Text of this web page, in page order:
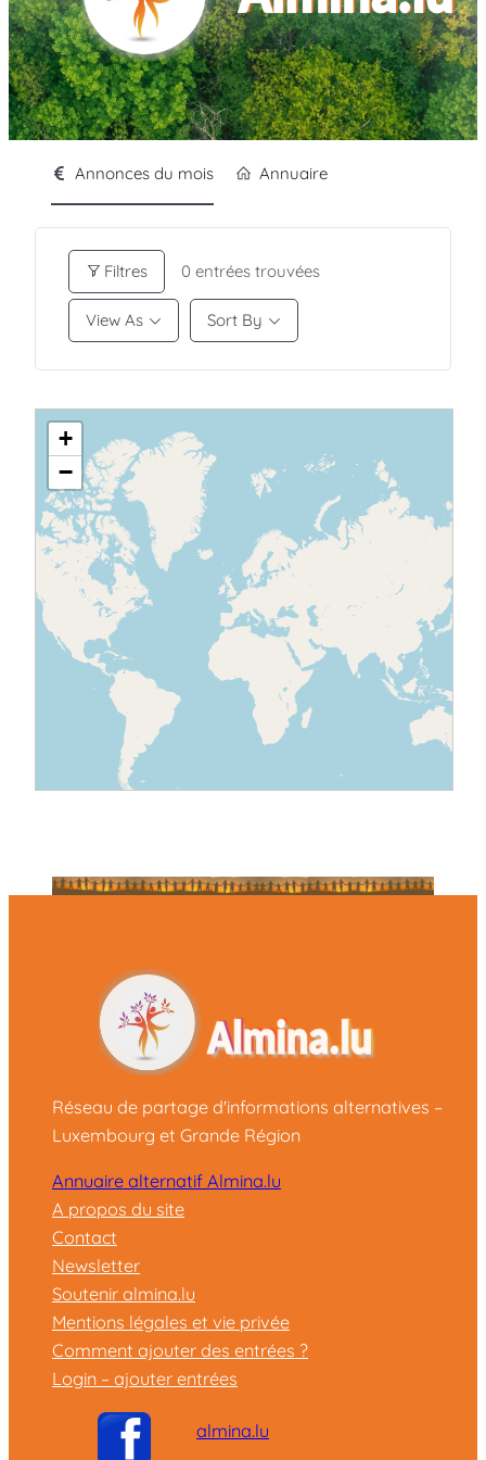
Annonces du mois Annuaire
Filtres 0 entrées trouvées
View As Sort By
+
−
Réseau de partage d'informations alternatives –
Luxembourg et Grande Région
Annuaire alternatif Almina.lu
A propos du site
Contact
Newsletter
Soutenir almina.lu
Mentions légales et vie privée
Comment ajouter des entrées ?
Login – ajouter entrées
almina.lu